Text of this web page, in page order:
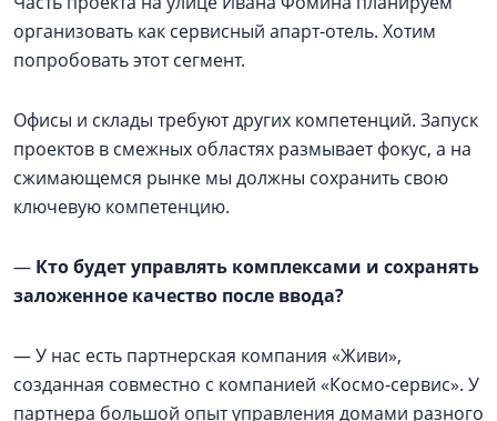
организовать как сервисный апарт-отель. Хотим
попробовать этот сегмент.
Офисы и склады требуют других компетенций. Запуск
проектов в смежных областях размывает фокус, а на
сжимающемся рынке мы должны сохранить свою
ключевую компетенцию.
— Кто будет управлять комплексами и сохранять
заложенное качество после ввода?
— У нас есть партнерская компания «Живи»,
созданная совместно с компанией «Космо-сервис». У
партнера большой опыт управления домами разного